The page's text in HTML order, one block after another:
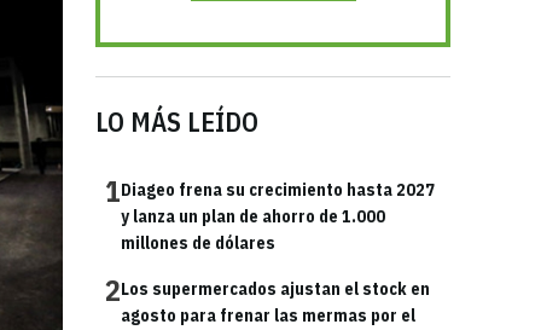
LO MÁS LEÍDO
1Diageo frena su crecimiento hasta 2027
y lanza un plan de ahorro de 1.000
millones de dólares
2Los supermercados ajustan el stock en
agosto para frenar las mermas por el